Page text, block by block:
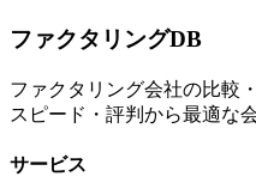
ファクタリングDB
ファクタリング会社の比較
スピード・評判から最適な
サービス